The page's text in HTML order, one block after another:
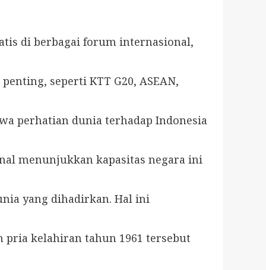
di berbagai forum internasional,
seperti KTT G20, ASEAN,
perhatian dunia terhadap Indonesia
menunjukkan kapasitas negara ini
yang dihadirkan. Hal ini
pria kelahiran tahun 1961 tersebut